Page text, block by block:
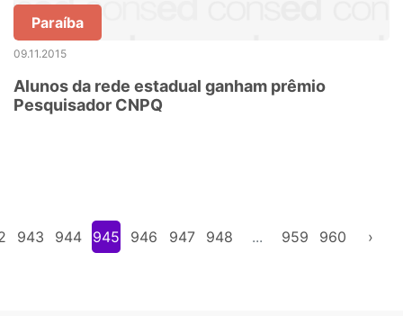
Paraíba
09.11.2015
Alunos da rede estadual ganham prêmio
Pesquisador CNPQ
943 944 945 946 947 948 ... 959 960 ›